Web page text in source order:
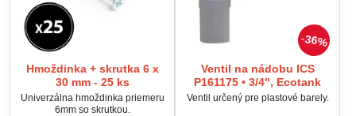
Hmoždinka + skrutka 6 x
30 mm - 25 ks
Univerzálna hmoždinka priemeru
6mm so skrutkou.
36%
Ventil na nádobu ICS
P161175 • 3/4", Ecotank
Ventil určený pre plastové barely.